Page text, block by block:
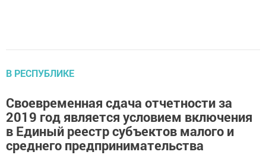
В РЕСПУБЛИКЕ
Своевременная сдача отчетности за
2019 год является условием включения
в Единый реестр субъектов малого и
среднего предпринимательства